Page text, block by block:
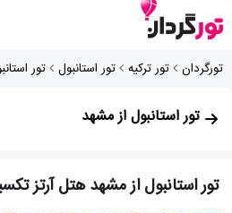
تورگردان تور ترکیه تور استانبول تور
تور استانبول از مشهد
تور استانبول از مشهد هتل آرتز